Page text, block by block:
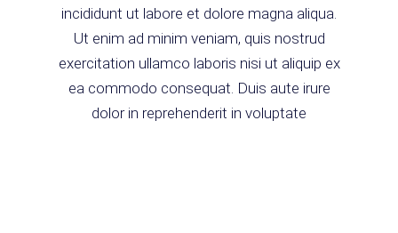
incididunt ut labore et dolore magna aliqua.
Ut enim ad minim veniam, quis nostrud
exercitation ullamco laboris nisi ut aliquip ex
ea commodo consequat. Duis aute irure
dolor in reprehenderit in voluptate